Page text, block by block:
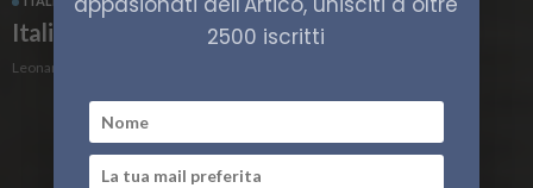
Italia chiama Artico 2021
Leonardo Parigi
2500 iscritti